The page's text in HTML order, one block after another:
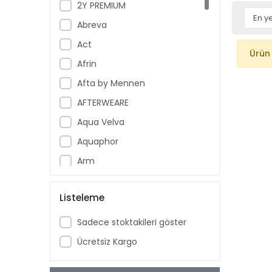
2Y PREMIUM
Abreva
Act
Afrin
Afta by Mennen
AFTERWEARE
Aqua Velva
Aquaphor
Arm
Aspercreme
Aussie
Aveeno Baby
Listeleme
Sadece stoktakileri göster
Ücretsiz Kargo